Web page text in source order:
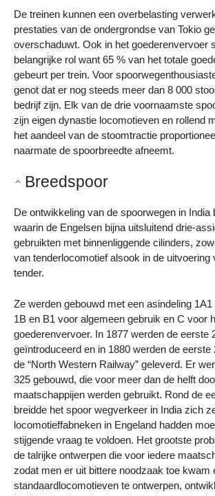
De treinen kunnen een overbelasting
prestaties van de ondergrondse van Tokio
overschaduwt. Ook in het goederenvervoer
belangrijke rol want 65 % van het totale
gebeurt per trein. Voor
genot dat er nog steeds meer dan 8 000
bedrijf zijn. Elk van de drie voornaamste
zijn eigen dynastie locomotieven en rollend
het aandeel van de stoomtractie
naarmate de spoorbreedte afneemt.
Breedspoor
De ontwikkeling van de spoorwegen in India
waarin de Engelsen bijna uitsluitend drie-
gebruikten met binnenliggende cilinders,
van tenderlocomotief alsook in de uitvoering
tender.
Ze werden gebouwd met een asindeling
1B en B1 voor algemeen gebruik en C voor
goederenvervoer. In 1877 werden de eerste
geïntroduceerd en in 1880 werden de
de “North Western Railway” geleverd. Er
325 gebouwd, die voor meer dan de helft
maatschappijen werden gebruikt. Rond de
breidde het spoor wegverkeer in India zich
locomotieffabneken in Engeland hadden
stijgende vraag te voldoen. Het grootste
de talrijke ontwerpen die voor iedere
zodat men er uit bittere noodzaak toe kwam
standaardlocomotieven te ontwerpen,